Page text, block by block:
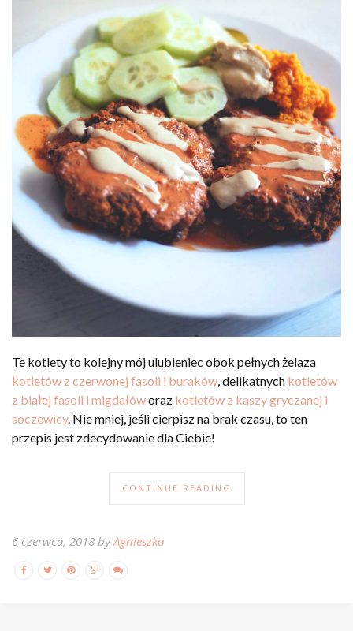
Te kotlety to kolejny mój ulubieniec obok pełnych żelaza
kotletów z czerwonej fasoli i buraków, delikatnych kotletów
z białej fasoli i migdałóworaz kotletów z kaszy gryczanej i
soczewicy. Nie mniej, jeśli cierpisz na brak czasu, to ten
przepis jest zdecydowanie dla Ciebie!
CONTINUE READING
6 czerwca, 2018 byAgnieszka